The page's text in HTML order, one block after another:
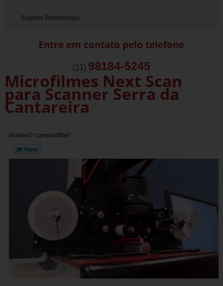
Scanner Profissionais
Entre em contato pelo telefone
(11) 98184-5245
Microfilmes Next Scan
para Scanner Serra da
Cantareira
Gostou? compartilhe!